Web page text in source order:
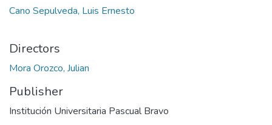
Cano Sepulveda, Luis Ernesto
Directors
Mora Orozco, Julian
Publisher
Institución Universitaria Pascual Bravo